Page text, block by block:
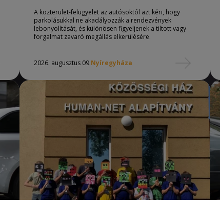
A közterület-felügyelet az autósoktól azt kéri, hogy
parkolásukkal ne akadályozzák a rendezvények
lebonyolítását, és különösen figyeljenek a tiltott vagy
forgalmat zavaró megállás elkerülésére.
2026. augusztus 09.Nyíregyháza